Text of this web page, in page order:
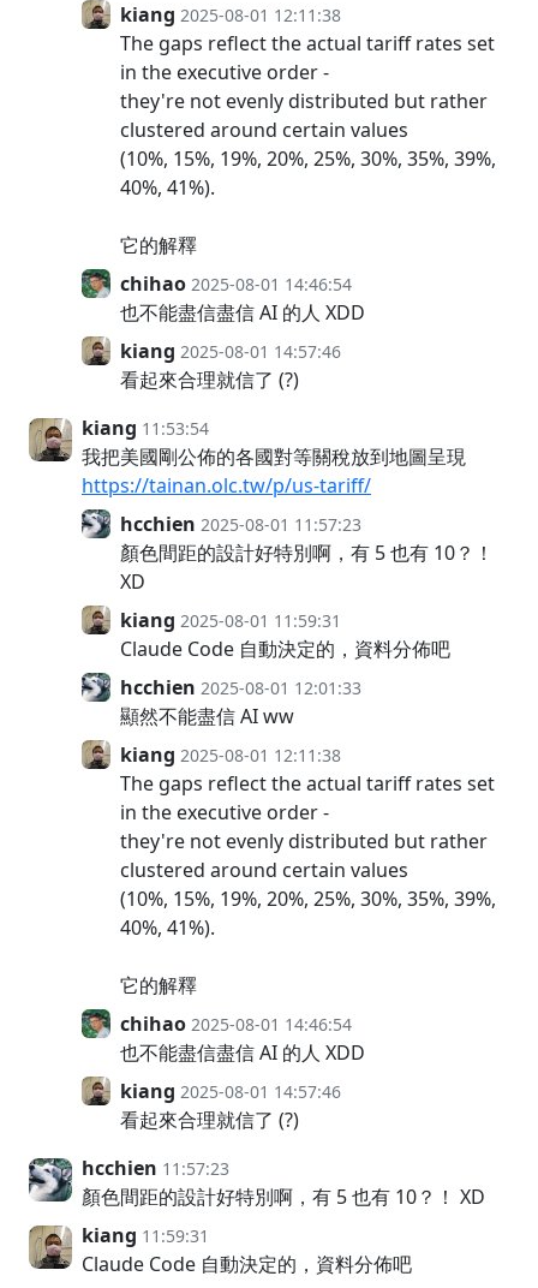
kiang 2025-08-01 12:11:38
The gaps reflect the actual tariff rates set
in the executive order -
they're not evenly distributed but rather
clustered around certain values
(10%, 15%, 19%, 20%, 25%, 30%, 35%, 39%,
40%, 41%).
它的解釋
chihao 2025-08-01 14:46:54
也不能盡信盡信 AI 的人 XDD
kiang 2025-08-01 14:57:46
看起來合理就信了 (?)
kiang 11:53:54
我把美國剛公佈的各國對等關稅放到地圖呈現
https://tainan.olc.tw/p/us-tariff/
hcchien 2025-08-01 11:57:23
顏色間距的設計好特別啊，有 5 也有 10？！
XD
kiang 2025-08-01 11:59:31
Claude Code 自動決定的，資料分佈吧
hcchien 2025-08-01 12:01:33
顯然不能盡信 AI ww
kiang 2025-08-01 12:11:38
The gaps reflect the actual tariff rates set
in the executive order -
they're not evenly distributed but rather
clustered around certain values
(10%, 15%, 19%, 20%, 25%, 30%, 35%, 39%,
40%, 41%).
它的解釋
chihao 2025-08-01 14:46:54
也不能盡信盡信 AI 的人 XDD
kiang 2025-08-01 14:57:46
看起來合理就信了 (?)
hcchien 11:57:23
顏色間距的設計好特別啊，有 5 也有 10？！ XD
kiang 11:59:31
Claude Code 自動決定的，資料分佈吧